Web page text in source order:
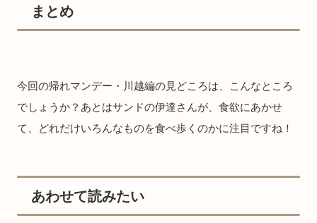
まとめ
今回の帰れマンデー・川越編の見どころは、こんなところ
でしょうか？あとはサンドの伊達さんが、食欲にあかせ
て、どれだけいろんなものを食べ歩くのかに注目ですね！
あわせて読みたい